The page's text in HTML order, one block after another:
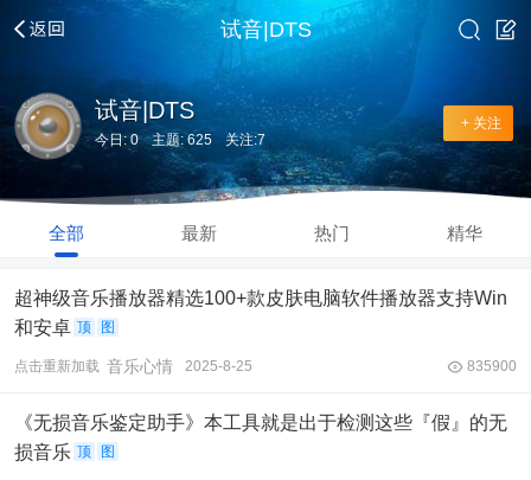
试音|DTS
试音|DTS
今日: 0 主题: 625 关注:7
+ 关注
全部 最新 热门 精华
超神级音乐播放器精选100+款皮肤电脑软件播放器支持Win
和安卓 顶 图
点击重新加载 音乐心情 2025-8-25 835900
《无损音乐鉴定助手》本工具就是出于检测这些『假』的无
损音乐 顶 图